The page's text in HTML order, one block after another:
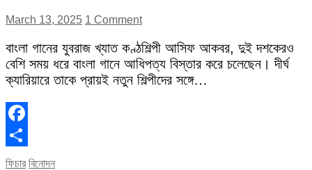
March 13, 2025 1 Comment
বাংলা গানের যুবরাজ খ্যাত কণ্ঠশিল্পী আসিফ আকবর, দুই দশকেরও
বেশি সময় ধরে বাংলা গানে আধিপত্য বিস্তার করে চলেছেন। দীর্ঘ
ক্যারিয়ারে তাকে প্রায়ই নতুন শিল্পীদের সঙ্গে…
Facebook
Share
ফিচার বিনোদন